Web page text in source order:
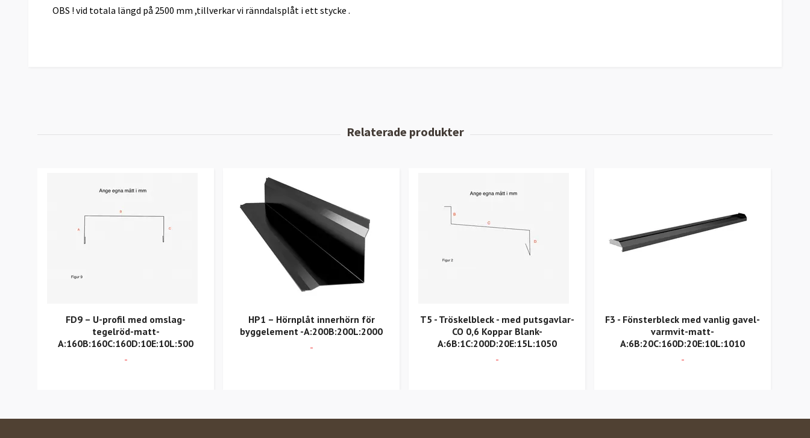
OBS ! vid totala längd på 2500 mm ,tillverkarvi ränndalsplåt i ett stycke .
FD9 – U-profil med omslag-
tegelröd-matt-
A:160B:160C:160D:10E:10L:500
-
HP1 – Hörnplåt innerhörn för
byggelement -A:200B:200L:2000
-
T5 - Tröskelbleck - med putsgavlar-
CO 0,6 Koppar Blank-
A:6B:1C:200D:20E:15L:1050
-
F3 - Fönsterbleck med vanlig gavel-
varmvit-matt-
A:6B:20C:160D:20E:10L:1010
-